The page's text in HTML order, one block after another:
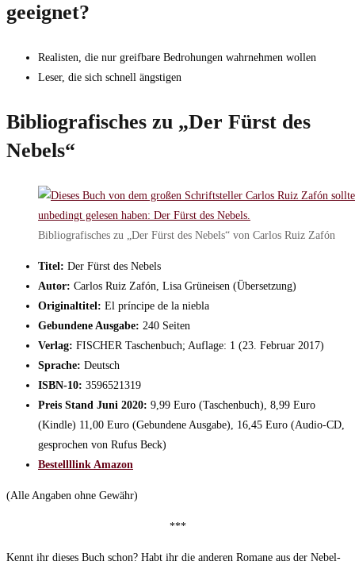
geeignet?
Realisten, die nur greifbare Bedrohungen wahrnehmen wollen
Leser, die sich schnell ängstigen
Bibliografisches zu „Der Fürst des
Nebels“
Bibliografisches zu „Der Fürst des Nebels“ von Carlos Ruiz Zafón
Titel: Der Fürst des Nebels
Autor: Carlos Ruiz Zafón, Lisa Grüneisen (Übersetzung)
Originaltitel: El príncipe de la niebla
Gebundene Ausgabe: 240 Seiten
Verlag: FISCHER Taschenbuch; Auflage: 1 (23. Februar 2017)
Sprache: Deutsch
ISBN-10: 3596521319
Preis Stand Juni 2020: 9,99 Euro (Taschenbuch), 8,99 Euro
(Kindle) 11,00 Euro (Gebundene Ausgabe), 16,45 Euro (Audio-CD,
gesprochen von Rufus Beck)
Bestellllink Amazon
(Alle Angaben ohne Gewähr)
***
Kennt ihr dieses Buch schon? Habt ihr die anderen Romane aus der Nebel-